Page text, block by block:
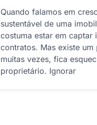
Quando falamos em
sustentável de uma
costuma estar em captar
contratos. Mas existe um
muitas vezes, fica
proprietário. Ignorar